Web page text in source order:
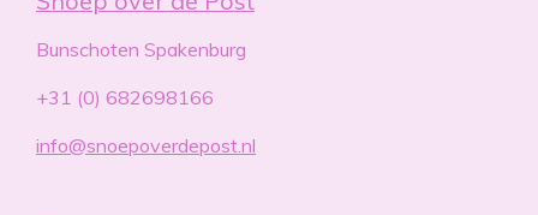
Bunschoten Spakenburg
+31 (0) 682698166
info@snoepoverdepost.nl